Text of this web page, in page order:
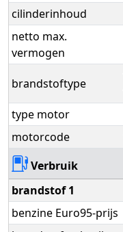
cilinderinhoud
netto max.
vermogen
brandstoftype
type motor
motorcode
Verbruik
brandstof 1
benzine Euro95-prijs